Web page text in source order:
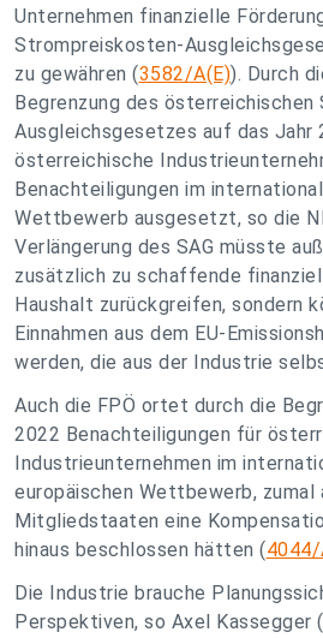
Unternehmen finanzielle
Strompreiskosten-
zu gewähren (3582/A(E)). Durch
Begrenzung des
Ausgleichsgesetzes auf das Jahr
österreichische
Benachteiligungen im
Wettbewerb ausgesetzt, so die
Verlängerung des SAG müsste
zusätzlich zu schaffende
Haushalt zurückgreifen, sondern
Einnahmen aus dem EU-
werden, die aus der Industrie
Auch die FPÖ ortet durch die
2022 Benachteiligungen für
Industrieunternehmen im
europäischen Wettbewerb, zumal
Mitgliedstaaten eine
hinaus beschlossen hätten (4044/
Die Industrie brauche
Perspektiven, so Axel Kassegger